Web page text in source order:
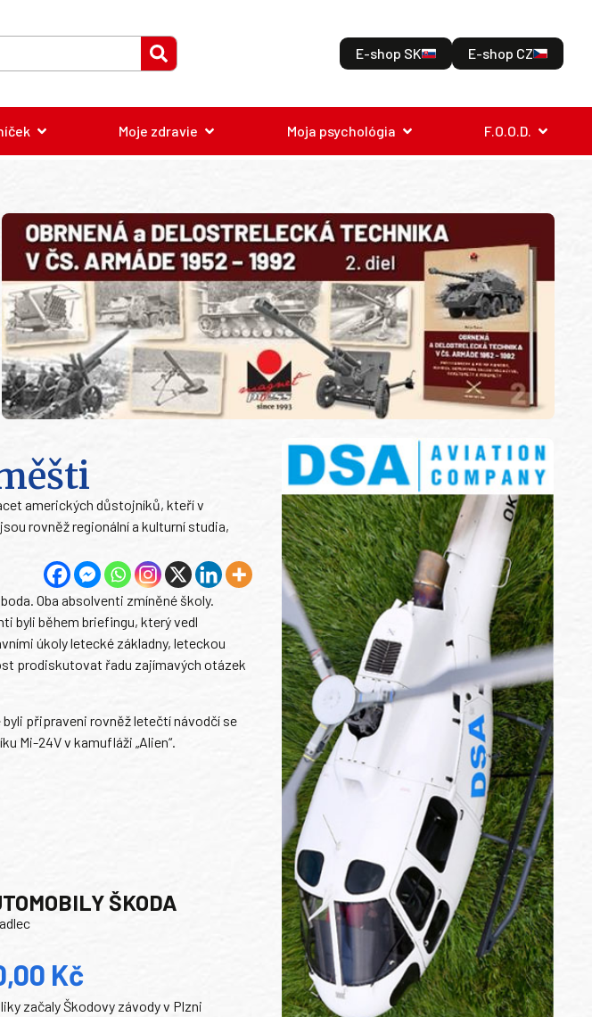
E-shop SK E-shop CZ
Moje zdravie Moja psychológia F.O.O.D.
amerických důstojníků, kteří v
rovněž regionální a kulturní studia,
Oba absolventi zmíněné školy.
byli během briefingu, který vedl
úkoly letecké základny, leteckou
prodiskutovat řadu zajímavých otázek
připraveni rovněž letečtí návodčí se
Mi-24V v kamufláži „Alien“.
ŠKODA
Kč
začaly Škodovy závody v Plzni